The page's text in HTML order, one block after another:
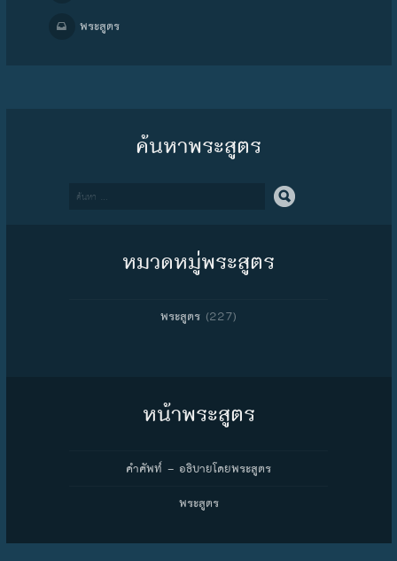
พระสูตร
ค้นหาพระสูตร
หมวดหมู่พระสูตร
พระสูตร (227)
หน้าพระสูตร
คำศัพท์ – อธิบายโดยพระสูตร
พระสูตร